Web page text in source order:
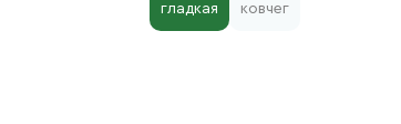
гладкая ковчег